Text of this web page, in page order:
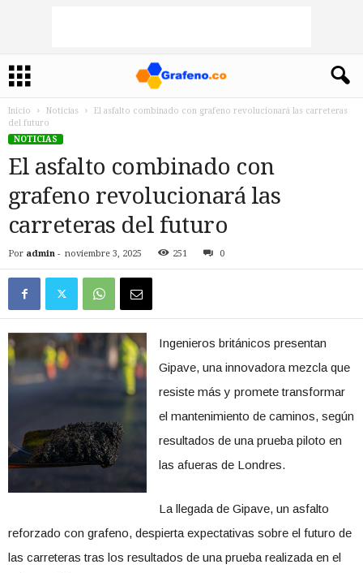
Inicio Noticias
El asfalto combinado con grafeno revolucionará las carreteras
del futuro
NOTICIAS
El asfalto combinado con
grafeno revolucionará las
carreteras del futuro
Por admin - noviembre 3, 2025 251 0
Ingenieros británicos presentan
Gipave, una innovadora mezcla que
resiste más y promete transformar
el mantenimiento de caminos, según
resultados de una prueba piloto en
las afueras de Londres.
La llegada de Gipave, un asfalto
reforzado con grafeno, despierta expectativas sobre el futuro de
las carreteras tras los resultados de una prueba realizada en el